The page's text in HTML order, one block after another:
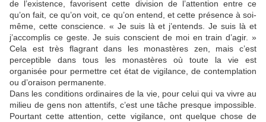
de l’existence, favorisent cette division de l’attention entre ce
qu’on fait, ce qu’on voit, ce qu’on entend, et cette présence à soi-
même, cette conscience. « Je suis là et j’entends. Je suis là et
j’accomplis ce geste. Je suis conscient de moi en train d’agir. »
Cela est très flagrant dans les monastères zen, mais c’est
perceptible dans tous les monastères où toute la vie est
organisée pour permettre cet état de vigilance, de contemplation
ou d’oraison permanente.
Dans les conditions ordinaires de la vie, pour celui qui va vivre au
milieu de gens non attentifs, c’est une tâche presque impossible.
Pourtant cette attention, cette vigilance, ont quelque chose de